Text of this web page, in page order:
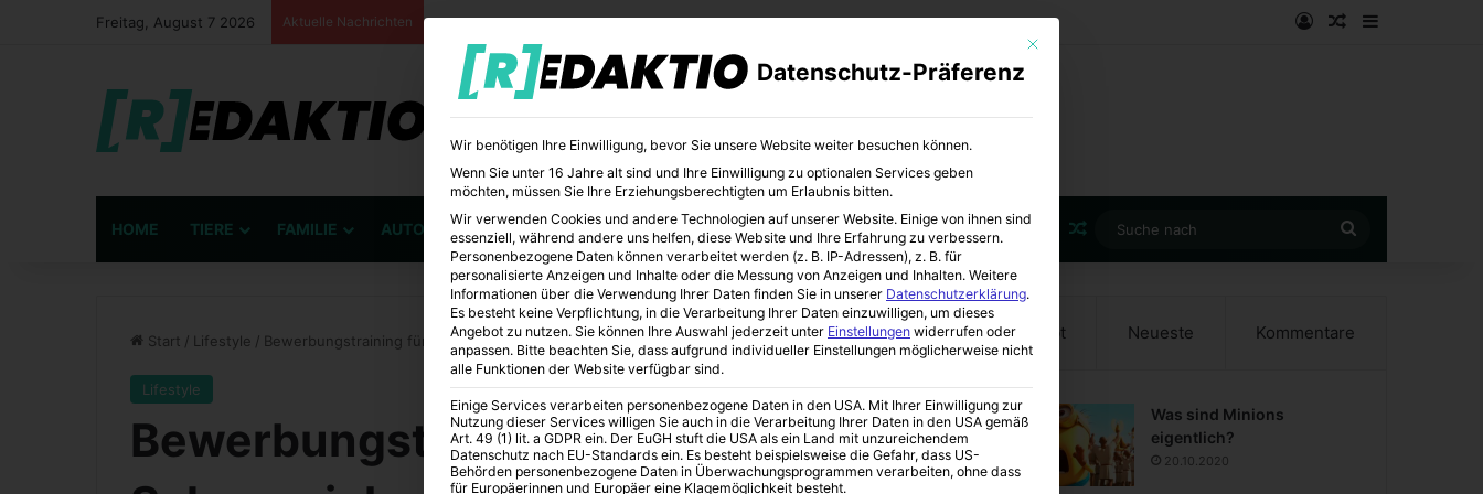
Freitag, August 7 2026 Aktuelle Nachrichten AnmeldenZufälliger
HOME TIERE FAMILIE AUTO BÜCHER BILDUNG KUNST Zufälliger Artikel
nach
Start / Lifestyle / Bewerbungstraining für Schauspieler | Erklärt von Laila Maria Witt
Lifestyle
Bewerbungstraining für
Beliebt Neueste Kommentare
Was sind Minions
eigentlich?
20.10.2020
Mit diesem Button wird der Dialog geschlossen. Seine Funktionalität ist
Datenschutz-Präferenz
Wir benötigen Ihre Einwilligung, bevor Sie unsere Website weiter besuchen können.
Wenn Sie unter 16 Jahre alt sind und Ihre Einwilligung zu optionalen Services geben
möchten, müssen Sie Ihre Erziehungsberechtigten um Erlaubnis bitten.
Wir verwenden Cookies und andere Technologien auf unserer Website. Einige von ihnen sind
essenziell, während andere uns helfen, diese Website und Ihre Erfahrung zu verbessern.
Personenbezogene Daten können verarbeitet werden (z. B. IP-Adressen), z. B. für
personalisierte Anzeigen und Inhalte oder die Messung von Anzeigen und Inhalten. Weitere
Informationen über die Verwendung Ihrer Daten finden Sie in unserer Datenschutzerklärung.
Es besteht keine Verpflichtung, in die Verarbeitung Ihrer Daten einzuwilligen, um dieses
Angebot zu nutzen. Sie können Ihre Auswahl jederzeit unter Einstellungen widerrufen oder
anpassen. Bitte beachten Sie, dass aufgrund individueller Einstellungen möglicherweise nicht
alle Funktionen der Website verfügbar sind.
Einige Services verarbeiten personenbezogene Daten in den USA. Mit Ihrer Einwilligung zur
Nutzung dieser Services willigen Sie auch in die Verarbeitung Ihrer Daten in den USA gemäß
Art. 49 (1) lit. a GDPR ein. Der EuGH stuft die USA als ein Land mit unzureichendem
Datenschutz nach EU-Standards ein. Es besteht beispielsweise die Gefahr, dass US-
Behörden personenbezogene Daten in Überwachungsprogrammen verarbeiten, ohne dass
für Europäerinnen und Europäer eine Klagemöglichkeit besteht.